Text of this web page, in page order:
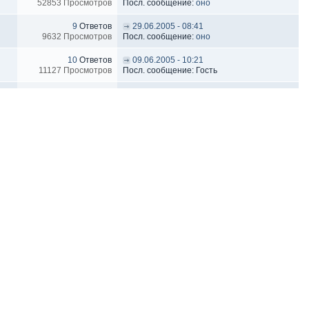
52853 Просмотров
Посл. сообщение: оно
9 Ответов
9632 Просмотров
29.06.2005 - 08:41
Посл. сообщение: оно
10 Ответов
11127 Просмотров
09.06.2005 - 10:21
Посл. сообщение: Гость